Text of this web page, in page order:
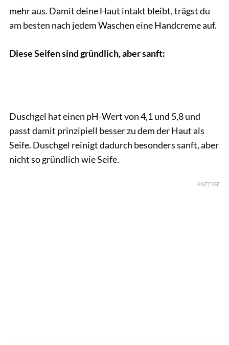
mehr aus. Damit deine Haut intakt bleibt, trägst du
am besten nach jedem Waschen eine Handcreme auf.
Diese Seifen sind gründlich, aber sanft:
Duschgel hat einen pH-Wert von 4,1 und 5,8 und
passt damit prinzipiell besser zu dem der Haut als
Seife. Duschgel reinigt dadurch besonders sanft, aber
nicht so gründlich wie Seife.
ANZEIGE